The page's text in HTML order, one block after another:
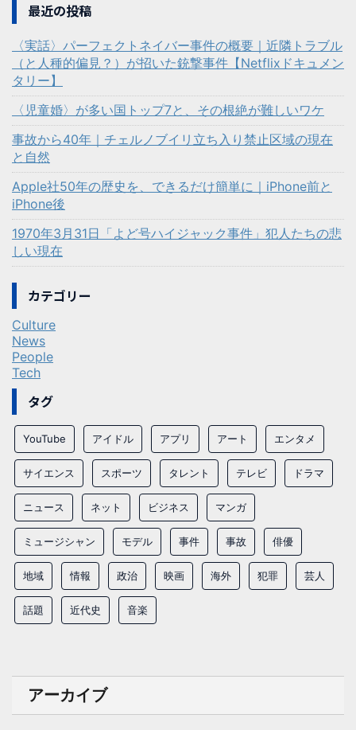
最近の投稿
〈実話〉パーフェクトネイバー事件の概要｜近隣トラブル
（と人種的偏見？）が招いた銃撃事件【Netflixドキュメン
タリー】
〈児童婚〉が多い国トップ7と、その根絶が難しいワケ
事故から40年｜チェルノブイリ立ち入り禁止区域の現在
と自然
Apple社50年の歴史を、できるだけ簡単に｜iPhone前と
iPhone後
1970年3月31日「よど号ハイジャック事件」犯人たちの悲
しい現在
カテゴリー
Culture
News
People
Tech
タグ
YouTube アイドル アプリ アート エンタメ
サイエンス スポーツ タレント テレビ ドラマ
ニュース ネット ビジネス マンガ
ミュージシャン モデル 事件 事故 俳優
地域 情報 政治 映画 海外 犯罪 芸人
話題 近代史 音楽
アーカイブ